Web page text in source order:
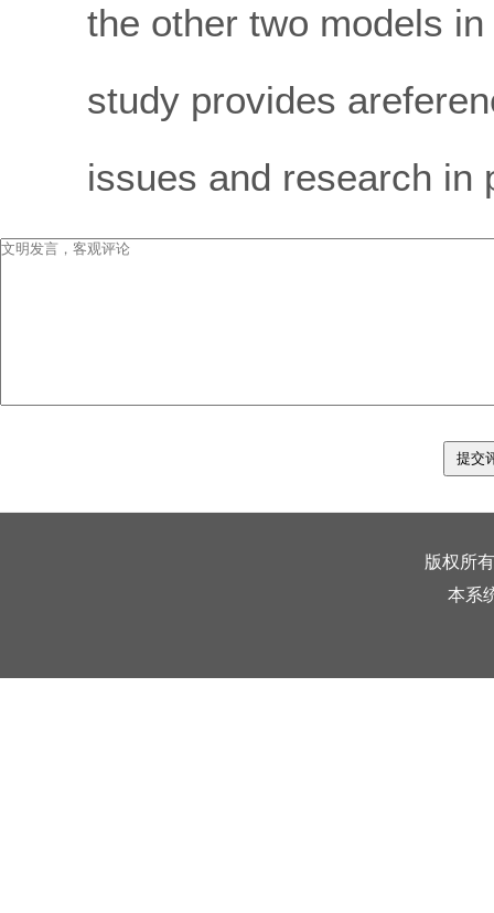
the other two models
study provides
issues and research in
版权所
本系